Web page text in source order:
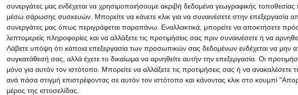
συνεργάτες μας ενδέχεται να χρησιμοποιήσουμε ακριβή δεδομένα γεωγραφικής τοποθεσίας
μέσω σάρωσης συσκευών. Μπορείτε να κάνετε κλικ για να συναινέσετε στην επεξεργασία
συνεργάτες μας όπως περιγράφεται παραπάνω. Εναλλακτικά, μπορείτε να αποκτήσετε
λεπτομερείς πληροφορίες και να αλλάξετε τις προτιμήσεις σας πριν συναινέσετε ή να
Λάβετε υπόψη ότι κάποια επεξεργασία των προσωπικών σας δεδομένων ενδέχεται να μην
συγκατάθεσή σας, αλλά έχετε το δικαίωμα να αρνηθείτε αυτήν την επεξεργασία. Οι
μόνο για αυτόν τον ιστότοπο. Μπορείτε να αλλάξετε τις προτιμήσεις σας ή να ανακαλέσετε
ανά πάσα στιγμή επιστρέφοντας σε αυτόν τον ιστότοπο και κάνοντας κλικ στο κουμπί
μέρος της ιστοσελίδας.
στην περιοχή της Καρδίτσας και ευρύτερα της Θεσσαλίας
το βάρος
αγωνίες και
ΕΠΟΜΕΝΟ ΑΡΘΡΟ
Καλογιάννης -πρόγραμα στήριξης
πλημμυροπαθών: Απαλλαγή δημοτικών τελών
και μηδενικά τιμολόγια ΔΕΥΑΛ για 2 χρόνια